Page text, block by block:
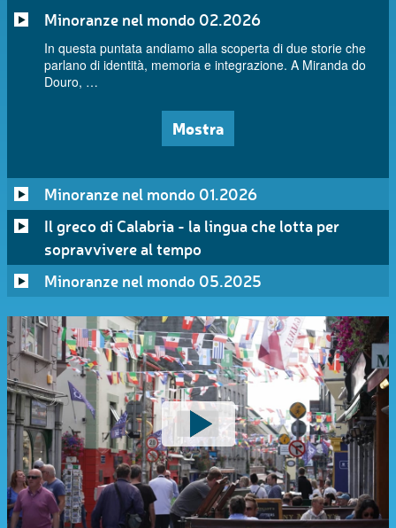
Minoranze nel mondo 02.2026
In questa puntata andiamo alla scoperta di due storie che
parlano di identità, memoria e integrazione. A Miranda do
Douro, …
Mostra
Minoranze nel mondo 01.2026
Il greco di Calabria - la lingua che lotta per
sopravvivere al tempo
Minoranze nel mondo 05.2025